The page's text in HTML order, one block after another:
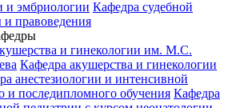
и эмбриологии Кафедра судебной
правоведения
и гинекологии им. М.С.
Кафедра акушерства и гинекологии
анестезиологии и интенсивной
и последипломного обучения Кафедра